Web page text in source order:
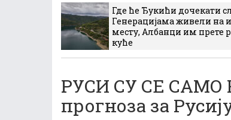
Где ће Ђукићи дочекати
Генерацијама живели на
месту, Албанци им прете
куће
РУСИ СУ СЕ САМО
прогноза за